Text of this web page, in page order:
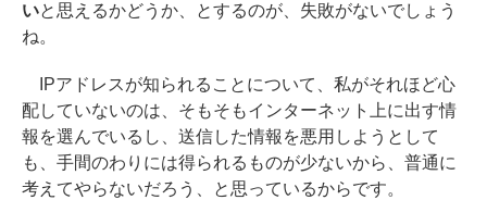
いと思えるかどうか、とするのが、失敗がないでしょう
ね。
IPアドレスが知られることについて、私がそれほど心
配していないのは、そもそもインターネット上に出す情
報を選んでいるし、送信した情報を悪用しようとして
も、手間のわりには得られるものが少ないから、普通に
考えてやらないだろう、と思っているからです。